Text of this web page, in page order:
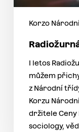
Korzo Národní
I letos
můžem
z Národní
Korzu
držitele Ceny
sociology,